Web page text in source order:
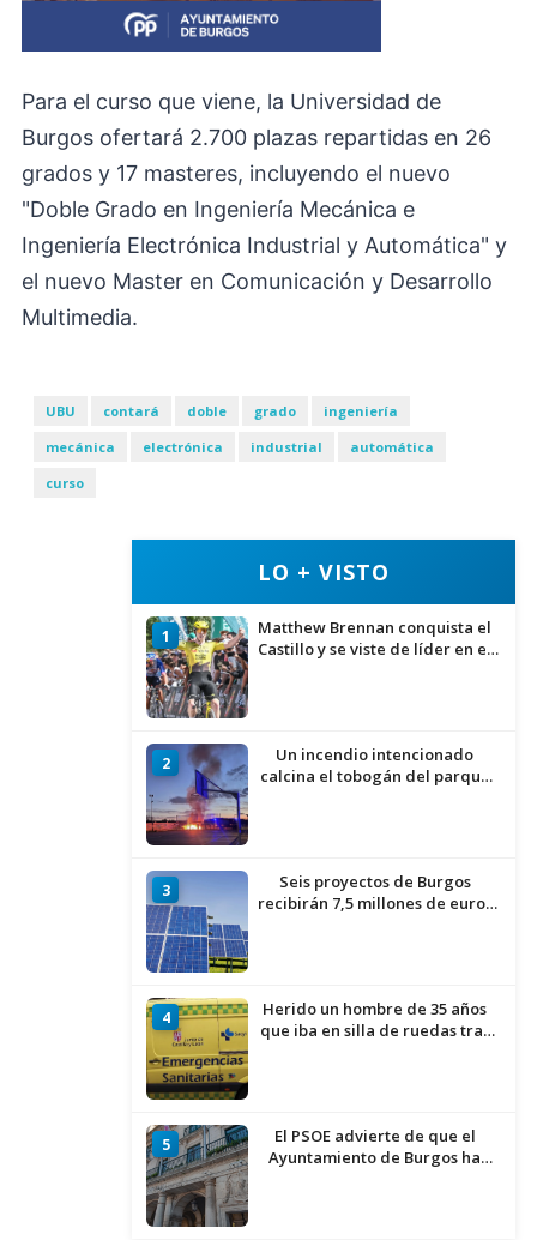
Para el curso que viene, la Universidad de
Burgos ofertará 2.700 plazas repartidas en 26
grados y 17 masteres, incluyendo el nuevo
"Doble Grado en Ingeniería Mecánica e
Ingeniería Electrónica Industrial y Automática" y
el nuevo Master en Comunicación y Desarrollo
Multimedia.
UBU contará doble grado
ingeniería
mecánica
electrónica industrial
automática
curso
LO + VISTO
1
Matthew Brennan conquista el
Castillo y se viste de líder en el
2
Un incendio intencionado
calcina el tobogán del parque
3
Seis proyectos de Burgos
recibirán 7,5 millones de euros
4
Herido un hombre de 35 años
que iba en silla de ruedas tras
5
El PSOE advierte de que el
Ayuntamiento de Burgos ha